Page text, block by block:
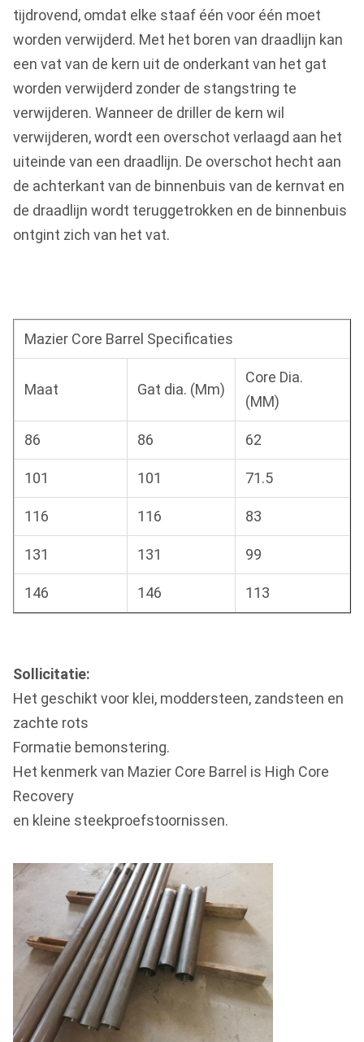
tijdrovend, omdat elke staaf één voor één moet
worden verwijderd. Met het boren van draadlijn kan
een vat van de kern uit de onderkant van het gat
worden verwijderd zonder de stangstring te
verwijderen. Wanneer de driller de kern wil
verwijderen, wordt een overschot verlaagd aan het
uiteinde van een draadlijn. De overschot hecht aan
de achterkant van de binnenbuis van de kernvat en
de draadlijn wordt teruggetrokken en de binnenbuis
ontgint zich van het vat.
Mazier Core Barrel Specificaties
Maat Gat dia. (Mm)
Core Dia.
(MM)
86 86 62
101 101 71.5
116 116 83
131 131 99
146 146 113
Sollicitatie:
Het geschikt voor klei, moddersteen, zandsteen en
zachte rots
Formatie bemonstering.
Het kenmerk van Mazier Core Barrel is High Core
Recovery
en kleine steekproefstoornissen.